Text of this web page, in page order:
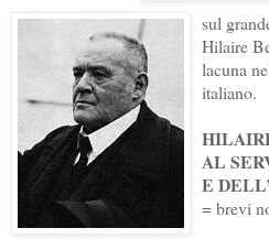
sul
Hilaire
lacuna
italiano.
AL
E
= brevi